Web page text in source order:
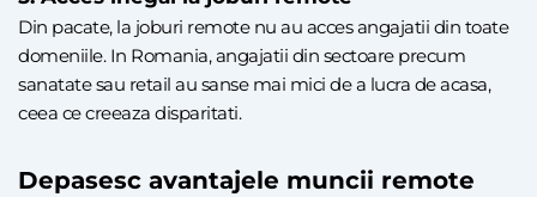
Din pacate, la joburi remote nu au acces angajatii din toate
domeniile. In Romania, angajatii din sectoare precum
sanatate sau retail au sanse mai mici de a lucra de acasa,
ceea ce creeaza disparitati.
Depasesc avantajele muncii remote